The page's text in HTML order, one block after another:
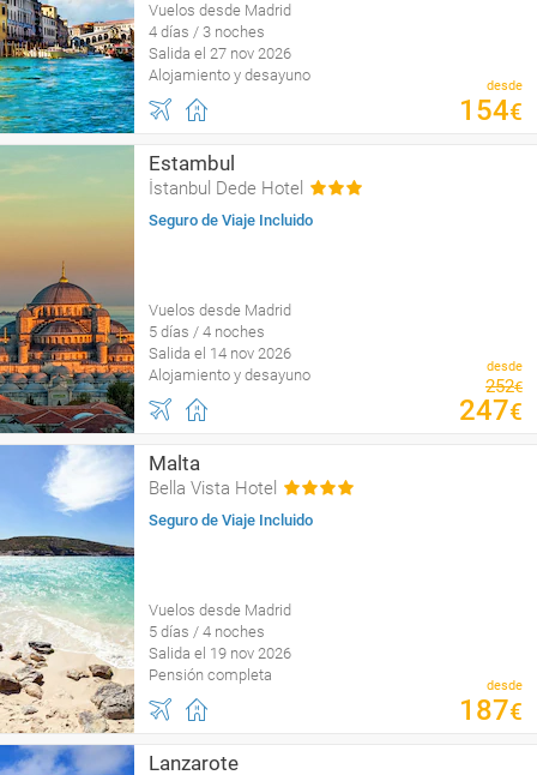
Vuelos desde Madrid
4 días / 3 noches
Salida el 27 nov 2026
Alojamiento y desayuno
desde
154€
Estambul
İstanbul Dede Hotel
Seguro de Viaje Incluido
Vuelos desde Madrid
5 días / 4 noches
Salida el 14 nov 2026
Alojamiento y desayuno
desde
252€
247€
Malta
Bella Vista Hotel
Seguro de Viaje Incluido
Vuelos desde Madrid
5 días / 4 noches
Salida el 19 nov 2026
Pensión completa
desde
187€
Lanzarote